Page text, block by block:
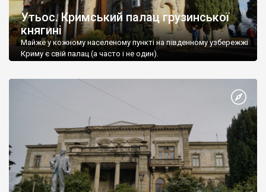
Утьос. Кримський палац грузинської
княгині
Майже у кожному населеному пункті на південному узбережжі
Криму є свій палац (а часто і не один).